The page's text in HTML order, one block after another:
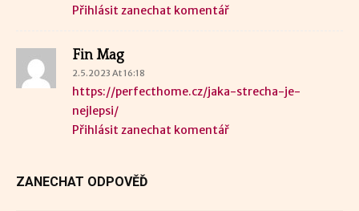
Přihlásit zanechat komentář
Fin Mag
2.5.2023 At 16:18
https://perfecthome.cz/jaka-strecha-je-
nejlepsi/
Přihlásit zanechat komentář
ZANECHAT ODPOVĚĎ